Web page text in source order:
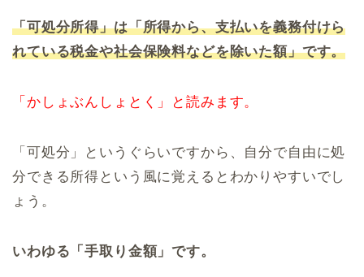
「可処分所得」は「所得から、支払いを義務付けら
れている税金や社会保険料などを除いた額」です。
「かしょぶんしょとく」と読みます。
「可処分」というぐらいですから、自分で自由に処
分できる所得という風に覚えるとわかりやすいでし
ょう。
いわゆる「手取り金額」です。